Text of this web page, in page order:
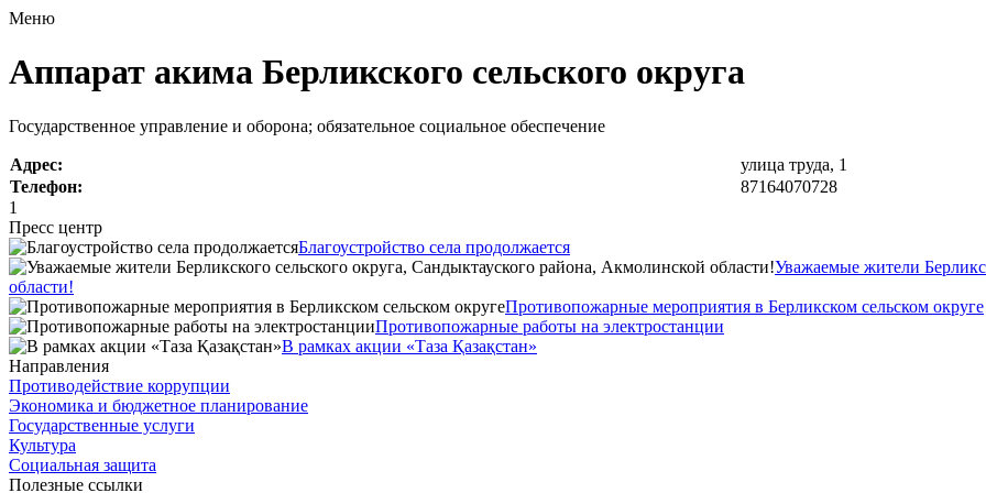
Меню
Аппарат акима Берликского сельского округа
Государственное управление и оборона; обязательное социальное обеспечение
Адрес:
улица труда, 1
Телефон:
87164070728
1
Пресс центр
Благоустройство села продолжается
Уважаемые жители
области!
Противопожарные мероприятия в Берликском сельском округе
Противопожарные работы на электростанции
В рамках акции «Таза Қазақстан»
Направления
Противодействие коррупции
Экономика и бюджетное планирование
Государственные услуги
Культура
Социальная защита
Полезные ссылки